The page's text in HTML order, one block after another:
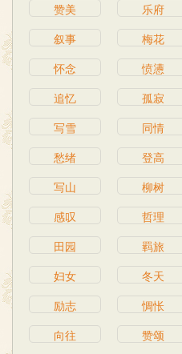
赞美
乐府
叙事
梅花
怀念
愤懑
追忆
孤寂
写雪
同情
愁绪
登高
写山
柳树
感叹
哲理
田园
羁旅
妇女
冬天
励志
惆怅
向往
赞颂